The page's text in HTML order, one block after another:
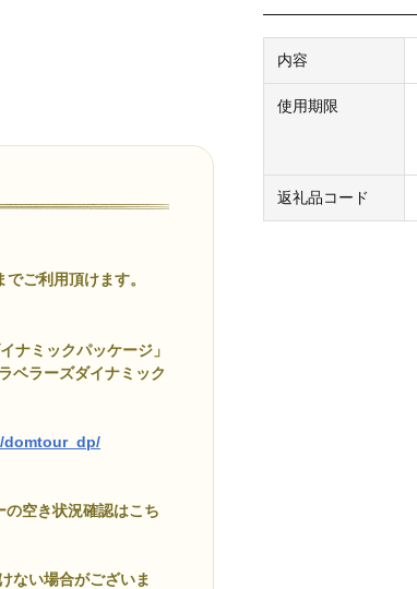
ご利用頂けます。
ナミックパッケージ」
ベラーズダイナミック
domtour_dp/
空き状況確認はこち
ない場合がございま
内容
使用期限
返礼品コード